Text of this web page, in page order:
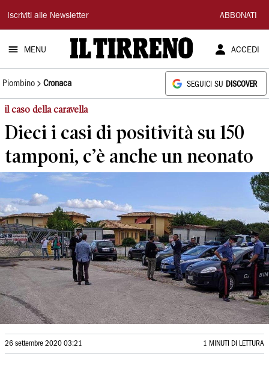
Il
Tirreno
Iscriviti alle Newsletter ABBONATI
MENU ACCEDI
Piombino Cronaca SEGUICI SU DISCOVER
il caso della caravella
Dieci i casi di positività su 150
tamponi, c’è anche un neonato
26 settembre 2020 03:21 1 MINUTI DI LETTURA